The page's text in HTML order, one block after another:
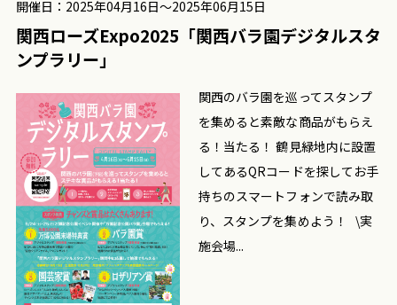
関西のバラ園を巡ってスタンプ
を集めると素敵な商品がもらえ
る！当たる！ 鶴見緑地内に設置
してあるQRコードを探してお手
持ちのスマートフォンで読み取
り、スタンプを集めよう！ \実
施会場...
開催日：2025年04月16日〜2025年06月15日
関西ローズExpo2025「関西バラ園デジタルスタ
ンプラリー」